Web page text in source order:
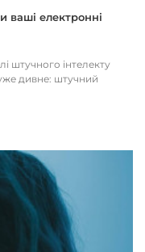
ваші електронні
штучного інтелекту
дивне: штучний